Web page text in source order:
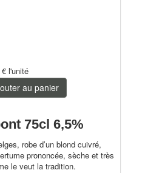
l'unité
au panier
75cl 6,5%
robe d’un blond cuivré,
prononcée, sèche et très
le veut la tradition.